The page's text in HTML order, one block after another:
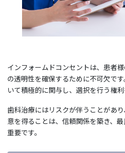
インフォームドコンセントは、患者
の透明性を確保するために不可欠で
いて積極的に関与し、選択を行う権利
歯科治療にはリスクが伴うことがあ
意を得ることは、信頼関係を築き、
重要です。